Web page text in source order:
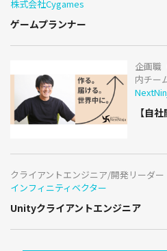
株式会社Cygames
ゲームプランナー
企画職
内チー
【自
クライアントエンジニア/開発リーダー
インフィニティベクター
Unityクライアントエンジニア